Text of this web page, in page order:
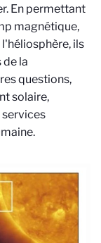
En permettant
magnétique,
ils
la
questions,
solaire,